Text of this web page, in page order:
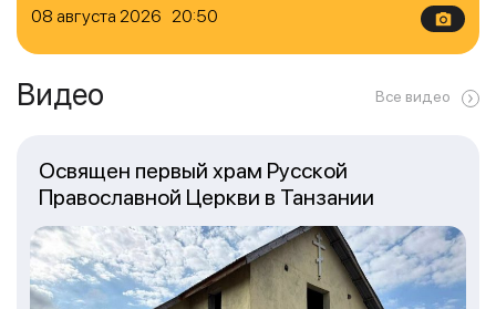
08 августа 2026 20:50
Видео Все видео
Освящен первый храм Русской
Православной Церкви в Танзании